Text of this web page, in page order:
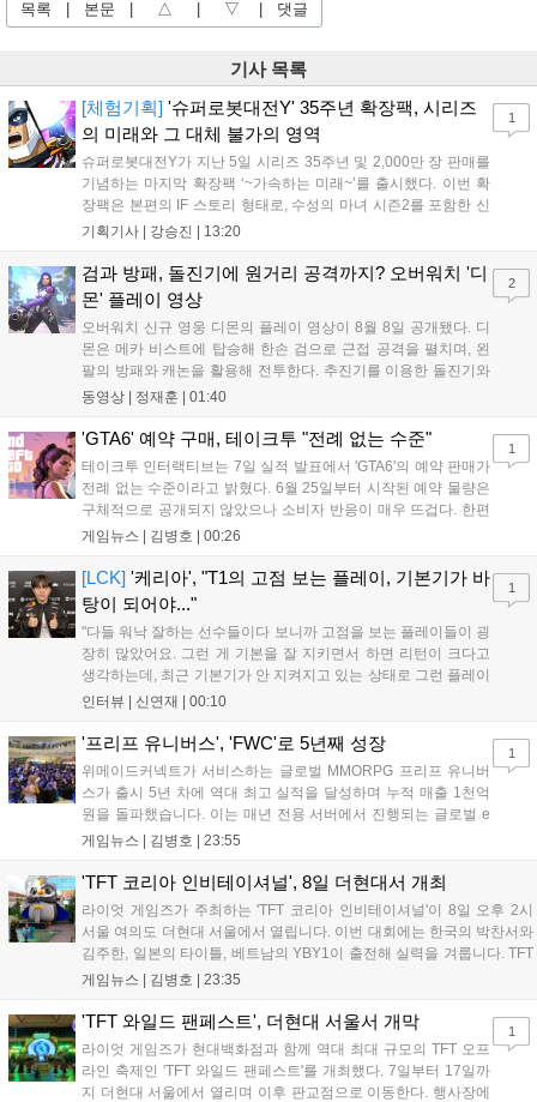
목록 | 본문 | △ | ▽ | 댓글
기사 목록
[체험기획] '슈퍼로봇대전Y' 35주년 확장팩, 시리즈
의 미래와 그 대체 불가의 영역
슈퍼로봇대전Y가 지난 5일 시리즈 35주년 및 2,000만 장 판매를
기념하는 마지막 확장팩 ‘~가속하는 미래~’를 출시했다. 이번 확
장팩은 본편의 IF 스토리 형태로, 수성의 마녀 시즌2를 포함한 신
규 참전작과 크로스오버 합체기를 선보이며 작품을 완결 짓는다.
하는 몰입감 있는 서사와 조합을 구현하며 시리즈의 미래를 향한
새로운 가능성을 제시했다....
기획기사 | 강승진 | 13:20
1
검과 방패, 돌진기에 원거리 공격까지? 오버워치 '디
몬' 플레이 영상
오버워치 신규 영웅 디몬의 플레이 영상이 8월 8일 공개됐다. 디
몬은 메카 비스트에 탑승해 한손 검으로 근접 공격을 펼치며, 왼
팔의 방패와 캐논을 활용해 전투한다. 추진기를 이용한 돌진기와
참격 형태의 궁극기를 보유했고, 메카 파괴 시 맨몸으로 기관총을
산의 영웅들 업데이트를 통해 정식 출시될 예정이다....
동영상 | 정재훈 | 01:40
2
'GTA6' 예약 구매, 테이크투 "전례 없는 수준"
테이크투 인터랙티브는 7일 실적 발표에서 'GTA6'의 예약 판매가
전례 없는 수준이라고 밝혔다. 6월 25일부터 시작된 예약 물량은
구체적으로 공개되지 않았으나 소비자 반응이 매우 뜨겁다. 한편
11월 19일 PS5와 Xbox 시리즈 X|S로 정식 출시될 예정이며, 록
상 'Grand Theft Auto VI: An Extended Look'을 최초 공개할 계획
이다....
게임뉴스 | 김병호 | 00:26
1
[LCK] '케리아', "T1의 고점 보는 플레이, 기본기가 바
탕이 되어야..."
"다들 워낙 잘하는 선수들이다 보니까 고점을 보는 플레이들이 굉
장히 많았어요. 그런 게 기본을 잘 지키면서 하면 리턴이 크다고
생각하는데, 최근 기본기가 안 지켜지고 있는 상태로 그런 플레이
를 추구하다 보니까 팀적으로 안 좋은 사고가 계속 많이 났던 것
LoL 챔피언스 코리아(LCK)'...
인터뷰 | 신연재 | 00:10
1
'프리프 유니버스', 'FWC'로 5년째 성장
위메이드커넥트가 서비스하는 글로벌 MMORPG 프리프 유니버
스가 출시 5년 차에 역대 최고 실적을 달성하며 누적 매출 1천억
원을 돌파했습니다. 이는 매년 전용 서버에서 진행되는 글로벌 e
스포츠 대회 FWC의 영향이 큽니다. FWC는 이용자가 동일한 조
은 전년 대비 매출과 이용자 지표가 대폭 상승하는 성과를 냈습니
FWC 그랜드 파이널이 개최될 예정이며, 위메이드커넥트는 이를
통해 커뮤니티 중심의 장기 성장 모델을 지속할 방침입니다....
게임뉴스 | 김병호 | 23:55
1
'TFT 코리아 인비테이셔널', 8일 더현대서 개최
라이엇 게임즈가 주최하는 'TFT 코리아 인비테이셔널'이 8일 오후 2시
서울 여의도 더현대 서울에서 열립니다. 이번 대회에는 한국의 박찬서와
김주한, 일본의 타이틀, 베트남의 YBY1이 출전해 실력을 겨룹니다. TFT
는 소속팀 없이 개인 자격으로 참가하는 독특한 대회 구조를 가지며, 누
17일까지 이어지는 이번 행사는 신규 세트 체험과 공연 등 다양한 즐길
거리를 제공하며, 이후 현대백화점 판교점에서도 행사가 이어질 예정입
니다. 연말에는 라스베이거스 오픈이 개최됩니다....
게임뉴스 | 김병호 | 23:35
'TFT 와일드 팬페스트', 더현대 서울서 개막
라이엇 게임즈가 현대백화점과 함께 역대 최대 규모의 TFT 오프
라인 축제인 'TFT 와일드 팬페스트'를 개최했다. 7일부터 17일까
지 더현대 서울에서 열리며 이후 판교점으로 이동한다. 행사장에
1